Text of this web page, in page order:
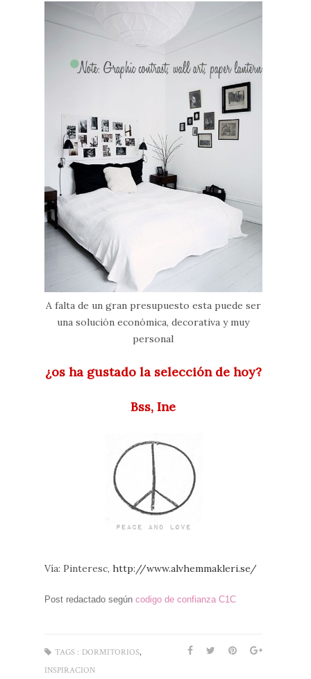
A falta de un gran presupuesto esta puede ser
una solución económica, decorativa y muy
personal
¿os ha gustado la selección de hoy?
Bss, Ine
Vía: Pinteresc, http://www.alvhemmakleri.se/
Post redactado según codigo de confianza C1C
TAGS : DORMITORIOS,
INSPIRACION